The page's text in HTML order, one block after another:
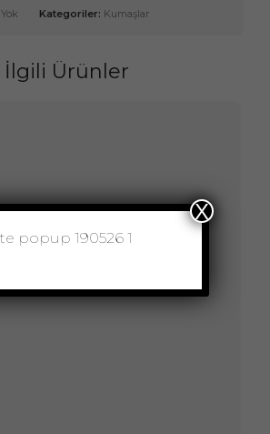
Yok Kategoriler: Kumaşlar
İlgili Ürünler
X